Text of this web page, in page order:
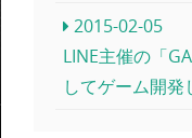
2015-02-05
LINE主催の「
してゲーム開発